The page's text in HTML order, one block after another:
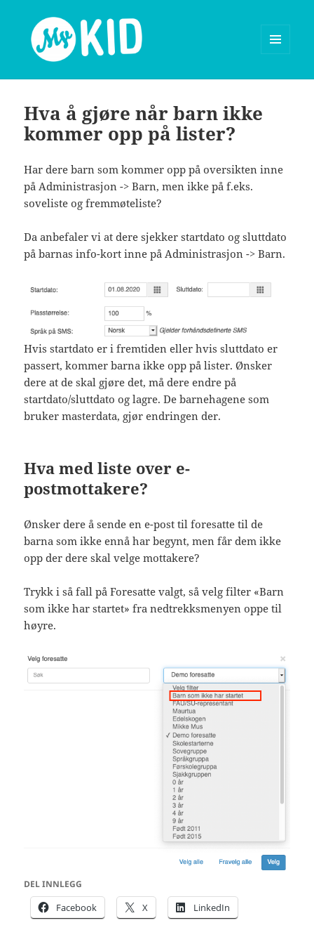
WIDGETER
Hva å gjøre når barn ikke
kommer opp på lister?
Har dere barn som kommer opp på oversikten inne
på Administrasjon -> Barn, men ikke på f.eks.
soveliste og fremmøteliste?
Da anbefaler vi at dere sjekker startdato og sluttdato
på barnas info-kort inne på Administrasjon -> Barn.
Hvis startdato er i fremtiden eller hvis sluttdato er
passert, kommer barna ikke opp på lister. Ønsker
dere at de skal gjøre det, må dere endre på
startdato/sluttdato og lagre. De barnehagene som
bruker masterdata, gjør endringen der.
Hva med liste over e-
postmottakere?
Ønsker dere å sende en e-post til foresatte til de
barna som ikke ennå har begynt, men får dem ikke
opp der dere skal velge mottakere?
Trykk i så fall på Foresatte valgt, så velg filter «Barn
som ikke har startet» fra nedtrekksmenyen oppe til
høyre.
DEL INNLEGG
Facebook X LinkedIn